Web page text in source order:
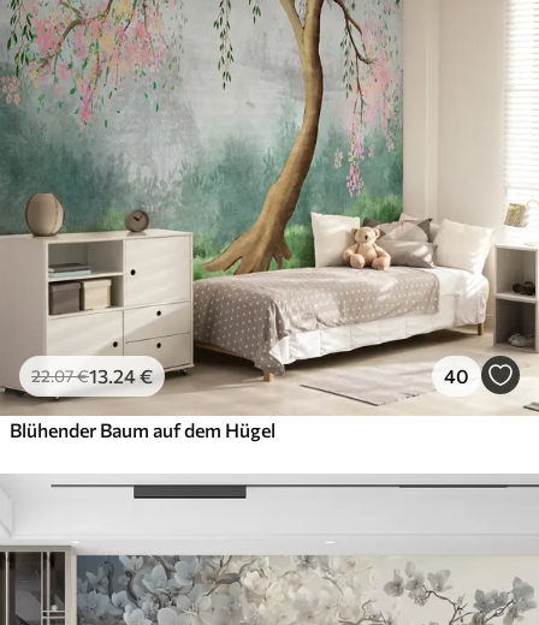
22.07€13 .24€ 40
Blühender Baum auf dem Hügel